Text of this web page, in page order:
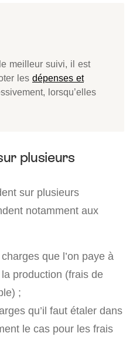
meilleur suivi, il est
les dépenses et
lorsqu’elles
plusieurs
sur plusieurs
notamment aux
que l’on paye à
production (frais de
;
qu’il faut étaler dans
le cas pour les frais